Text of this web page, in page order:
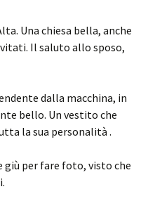
Una chiesa bella, anche
Il saluto allo sposo,
dalla macchina, in
bello. Un vestito che
la sua personalità .
giù per fare foto, visto che